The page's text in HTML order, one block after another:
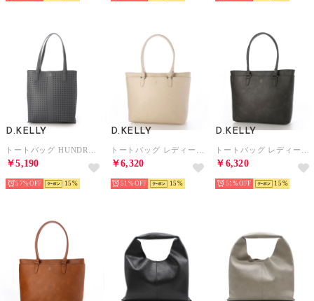
D.KELLY
￥5,190
57% 15
D.KELLY
￥6,320
51% 15
D.KELLY
￥6,320
51% 15